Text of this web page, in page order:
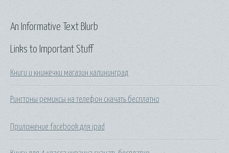
Links to Important Stuff
Книги и книжечки магазин калининград
Рингтоны ремиксы на телефон скачать бесплатно
Приложение facebook для ipad
An Informative Text Blurb